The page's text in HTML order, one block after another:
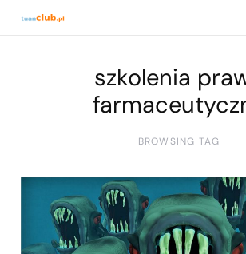
szkolenia
BROWSING TAG